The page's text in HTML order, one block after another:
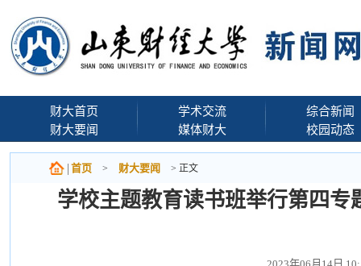
财大首页
财大要闻
学术交流
媒体财大
综合新闻
校园动态
首页 > 财大要闻 > 正文
学校主题教育读书班举行第四